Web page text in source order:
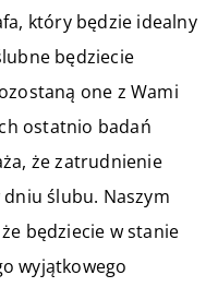
który będzie idealny
będziecie
one z Wami
ostatnio badań
że zatrudnienie
ślubu. Naszym
będziecie w stanie
wyjątkowego